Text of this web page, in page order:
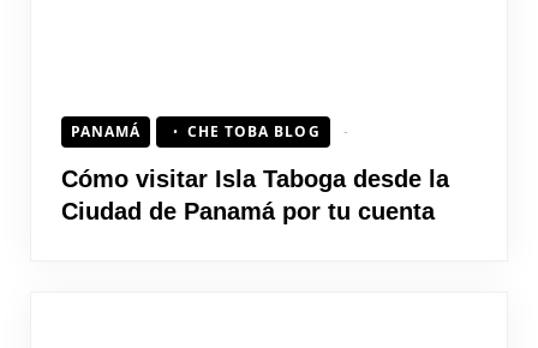
PANAMÁ CHE TOBA BLOG
Cómo visitar Isla Taboga desde la
Ciudad de Panamá por tu cuenta